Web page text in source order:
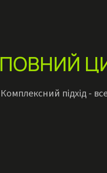
ПОВНИЙ
Комплексний підхід -